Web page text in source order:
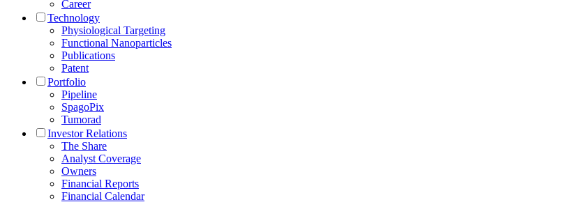
Career
Technology
Physiological Targeting
Functional Nanoparticles
Publications
Patent
Portfolio
Pipeline
SpagoPix
Tumorad
Investor Relations
The Share
Analyst Coverage
Owners
Financial Reports
Financial Calendar